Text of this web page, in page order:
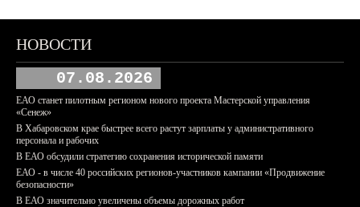
НОВОСТИ
07.08.2026
ЕАО станет пилотным регионом нового проекта Мастерской управления
«Сенеж»
В Хабаровском крае быстрее всего растут зарплаты у административного
персонала и рабочих
В ЕАО обсудили стратегию сохранения исторической памяти
ЕАО - в числе 40 российских регионов-участников кампании «Продвижение
безопасности»
В ЕАО значительно увеличены объемы дорожных работ